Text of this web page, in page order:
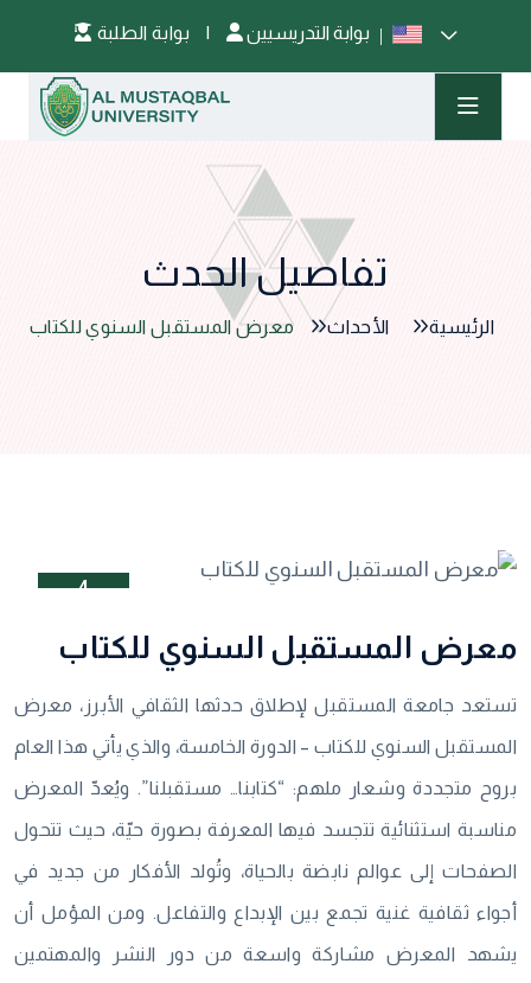
| بوابة التدريسيين
تفاصيل الحدث
الرئيسية الأحداث معرض المستقبل السنوي للكتاب
4
معرض المستقبل السنوي للكتاب
تستعد جامعة المستقبل لإطلاق حدثها الثقافي الأبرز، معرض
المستقبل السنوي للكتاب – الدورة الخامسة، والذي يأتي هذا العام
بروح متجددة وشعار ملهم: “كتابنا… مستقبلنا”. ويُعدّ المعرض
مناسبة استثنائية تتجسد فيها المعرفة بصورة حيّة، حيث تتحول
الصفحات إلى عوالم نابضة بالحياة، وتُولد الأفكار من جديد في
أجواء ثقافية غنية تجمع بين الإبداع والتفاعل. ومن المؤمل أن
يشهد المعرض مشاركة واسعة من دور النشر والمهتمين